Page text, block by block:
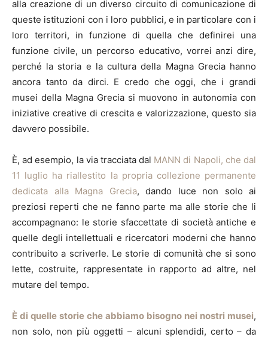
alla creazione di un diverso circuito di comunicazione di
queste istituzioni con i loro pubblici, e in particolare con i
loro territori, in funzione di quella che definirei una
funzione civile, un percorso educativo, vorrei anzi dire,
perché la storia e la cultura della Magna Grecia hanno
ancora tanto da dirci. E credo che oggi, che i grandi
musei della Magna Grecia si muovono in autonomia con
iniziative creative di crescita e valorizzazione, questo sia
davvero possibile.
È, ad esempio, la via tracciata dal MANN di Napoli, che dal
11 luglio ha riallestito la propria collezione permanente
dedicata alla Magna Grecia, dando luce non solo ai
preziosi reperti che ne fanno parte ma alle storie che li
accompagnano: le storie sfaccettate di società antiche e
quelle degli intellettuali e ricercatori moderni che hanno
contribuito a scriverle. Le storie di comunità che si sono
lette, costruite, rappresentate in rapporto ad altre, nel
mutare del tempo.
È di quelle storie che abbiamo bisogno nei nostri musei,
non solo, non più oggetti – alcuni splendidi, certo – da